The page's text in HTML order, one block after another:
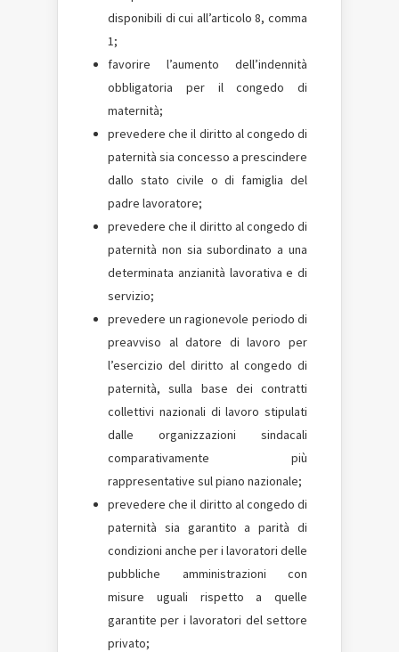
disponibili di cui all’articolo 8, comma
1;
favorire l’aumento dell’indennità
obbligatoria per il congedo di
maternità;
prevedere che il diritto al congedo di
paternità sia concesso a prescindere
dallo stato civile o di famiglia del
padre lavoratore;
prevedere che il diritto al congedo di
paternità non sia subordinato a una
determinata anzianità lavorativa e di
servizio;
prevedere un ragionevole periodo di
preavviso al datore di lavoro per
l’esercizio del diritto al congedo di
paternità, sulla base dei contratti
collettivi nazionali di lavoro stipulati
dalle organizzazioni sindacali
comparativamente più
rappresentative sul piano nazionale;
prevedere che il diritto al congedo di
paternità sia garantito a parità di
condizioni anche per i lavoratori delle
pubbliche amministrazioni con
misure uguali rispetto a quelle
garantite per i lavoratori del settore
privato;